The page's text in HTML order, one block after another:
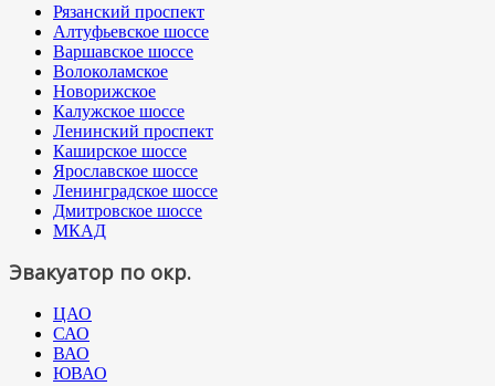
Рязанский проспект
Алтуфьевское шоссе
Варшавское шоссе
Волоколамское
Новорижское
Калужское шоссе
Ленинский проспект
Каширское шоссе
Ярославское шоссе
Ленинградское шоссе
Дмитровское шоссе
МКАД
Эвакуатор по окр.
ЦАО
САО
ВАО
ЮВАО